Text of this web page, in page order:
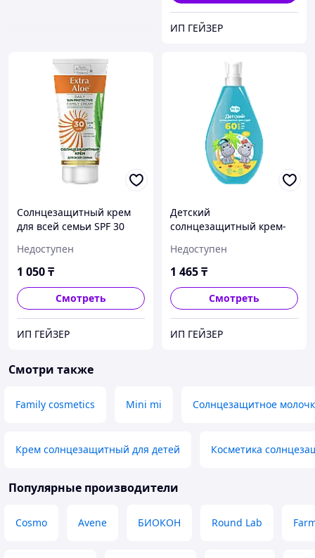
ИП ГЕЙЗЕР
Солнцезащитный крем
для всей семьи SPF 30
Недоступен
1 050₸
Смотреть
ИП ГЕЙЗЕР
Детский
солнцезащитный крем-
Me 150мл
Недоступен
1 465₸
Смотреть
ИП ГЕЙЗЕР
Смотри также
Family cosmetics Mini mi Солнцезащитное
Крем солнцезащитный для детей Косметика
Популярные производители
Cosmo Avene БИОКОН Round Lab